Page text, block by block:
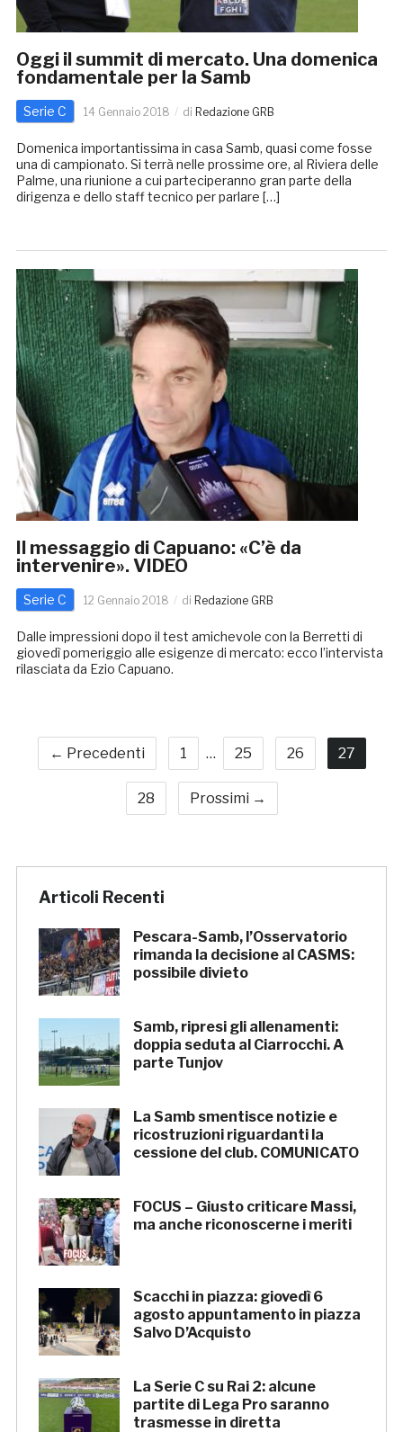
Oggi il summit di mercato. Una domenica
fondamentale per la Samb
Serie C 14 Gennaio 2018 di Redazione GRB
Domenica importantissima in casa Samb, quasi come fosse
una di campionato. Si terrà nelle prossime ore, al Riviera delle
Palme, una riunione a cui parteciperanno gran parte della
dirigenza e dello staff tecnico per parlare […]
Il messaggio di Capuano: «C’è da
intervenire». VIDEO
Serie C 12 Gennaio 2018 di Redazione GRB
Dalle impressioni dopo il test amichevole con la Berretti di
giovedì pomeriggio alle esigenze di mercato: ecco l’intervista
rilasciata da Ezio Capuano.
← Precedenti 1 … 25 26 27
28 Prossimi →
Articoli Recenti
Pescara-Samb, l’Osservatorio
rimanda la decisione al CASMS:
possibile divieto
Samb, ripresi gli allenamenti:
doppia seduta al Ciarrocchi. A
parte Tunjov
La Samb smentisce notizie e
ricostruzioni riguardanti la
cessione del club. COMUNICATO
FOCUS – Giusto criticare Massi,
ma anche riconoscerne i meriti
Scacchi in piazza: giovedì 6
agosto appuntamento in piazza
Salvo D’Acquisto
La Serie C su Rai 2: alcune
partite di Lega Pro saranno
trasmesse in diretta